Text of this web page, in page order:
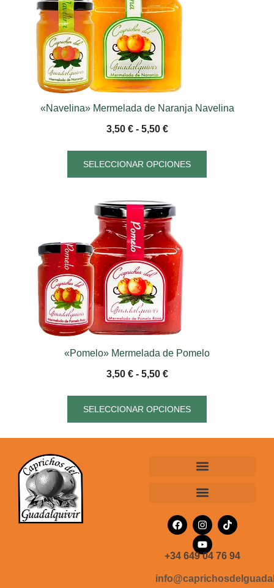
«Navelina» Mermelada de Naranja Navelina
3,50 € - 5,50 €
SELECCIONAR OPCIONES
«Pomelo» Mermelada de Pomelo
3,50 € - 5,50 €
SELECCIONAR OPCIONES
+34 649 04 76 94